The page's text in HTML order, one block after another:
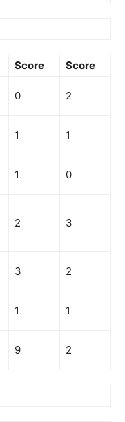
Score
Score
0 2
1 1
1 0
2 3
3 2
1 1
9 2